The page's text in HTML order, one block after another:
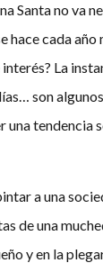
Santa no
cada
La
son
una
a una
de una
y en la